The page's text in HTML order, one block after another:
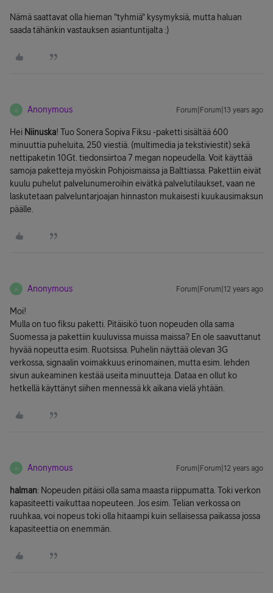
Nämä saattavat olla hieman "tyhmiä" kysymyksiä, mutta haluan
saada tähänkin vastauksen asiantuntijalta :)
A Anonymous Forum|Forum|13 years ago
Hei Niinuska! Tuo Sonera Sopiva Fiksu -paketti sisältää 600
minuuttia puheluita, 250 viestiä. (multimedia ja tekstiviestit) sekä
nettipaketin 10Gt. tiedonsiirtoa 7 megan nopeudella. Voit käyttää
samoja paketteja myöskin Pohjoismaissa ja Balttiassa. Pakettiin eivät
kuulu puhelut palvelunumeroihin eivätkä palvelutilaukset, vaan ne
laskutetaan palveluntarjoajan hinnaston mukaisesti kuukausimaksun
päälle.
A Anonymous Forum|Forum|12 years ago
Moi!
Mulla on tuo fiksu paketti. Pitäisikö tuon nopeuden olla sama
Suomessa ja pakettiin kuuluvissa muissa maissa? En ole saavuttanut
hyvää nopeutta esim. Ruotsissa. Puhelin näyttää olevan 3G
verkossa, signaalin voimakkuus erinomainen, mutta esim. lehden
sivun aukeaminen kestää useita minuutteja. Dataa en ollut ko
hetkellä käyttänyt siihen mennessä kk aikana vielä yhtään.
A Anonymous Forum|Forum|12 years ago
halman: Nopeuden pitäisi olla sama maasta riippumatta. Toki verkon
kapasiteetti vaikuttaa nopeuteen. Jos esim. Telian verkossa on
ruuhkaa, voi nopeus toki olla hitaampi kuin sellaisessa paikassa jossa
kapasiteettia on enemmän.